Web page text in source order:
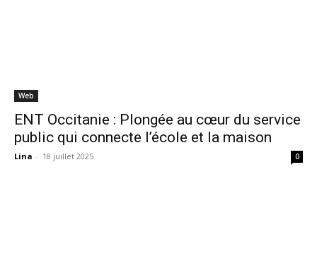
Web
ENT Occitanie : Plongée au cœur du service
public qui connecte l’école et la maison
Lina - 18 juillet 2025 0